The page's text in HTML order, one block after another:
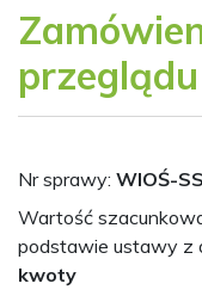
Nr sprawy: WIOŚ-
Wartość
podstawie ustawy z
kwoty